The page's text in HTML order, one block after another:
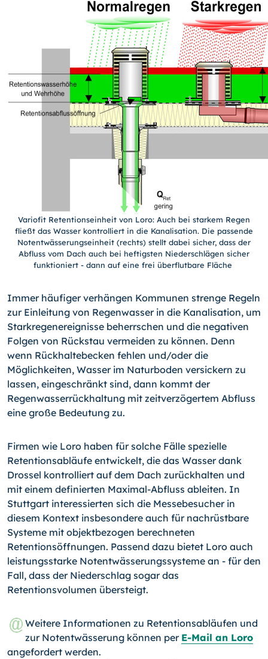
Variofit Retentionseinheit von Loro: Auch bei starkem Regen
fließt das Wasser kontrolliert in die Kanalisation. Die passende
Notentwässerungseinheit (rechts) stellt dabei sicher, dass der
Abfluss vom Dach auch bei heftigsten Niederschlägen sicher
funktioniert - dann auf eine frei überflutbare Fläche
Immer häufiger verhängen Kommunen strenge Regeln
zur Einleitung von Regenwasser in die Kanalisation, um
Starkregenereignisse beherrschen und die negativen
Folgen von Rückstau vermeiden zu können. Denn
wenn Rückhaltebecken fehlen und/oder die
Möglichkeiten, Wasser im Naturboden versickern zu
lassen, eingeschränkt sind, dann kommt der
Regenwasserrückhaltung mit zeitverzögertem Abfluss
eine große Bedeutung zu.
Firmen wie Loro haben für solche Fälle spezielle
Retentionsabläufe entwickelt, die das Wasser dank
Drossel kontrolliert auf dem Dach zurückhalten und
mit einem definierten Maximal-Abfluss ableiten. In
Stuttgart interessierten sich die Messebesucher in
diesem Kontext insbesondere auch für nachrüstbare
Systeme mit objektbezogen berechneten
Retentionsöffnungen. Passend dazu bietet Loro auch
leistungsstarke Notentwässerungssysteme an - für den
Fall, dass der Niederschlag sogar das
Retentionsvolumen übersteigt.
Weitere Informationen zu Retentionsabläufen und
zur Notentwässerung können per E-Mail an Loro
angefordert werden.